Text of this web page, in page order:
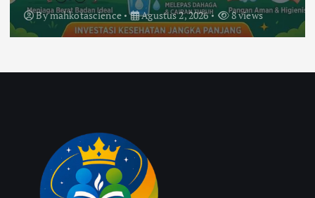
Bymahkotascience Agustus 2, 2026 24 views